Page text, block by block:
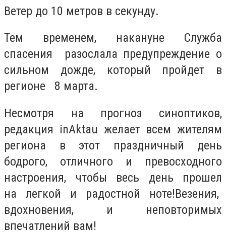
Ветер до 10 метров в секунду.
Тем временем, накануне Служба
спасения разослала предупреждение о
сильном дожде, который пройдет в
регионе 8 марта.
Несмотря на прогноз синоптиков,
редакция inAktau желает всем жителям
региона в этот праздничный день
бодрого, отличного и превосходного
настроения, чтобы весь день прошел
на легкой и радостной ноте!Везения,
вдохновения, и неповторимых
впечатлений вам!